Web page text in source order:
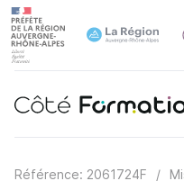
Référence: 2061724F /